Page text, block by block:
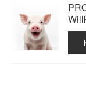
der